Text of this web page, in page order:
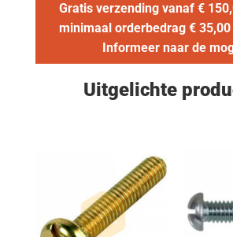
Gratis verzending vanaf €
minimaal orderbedrag € 35,00
Informeer naar de
Uitgelichte